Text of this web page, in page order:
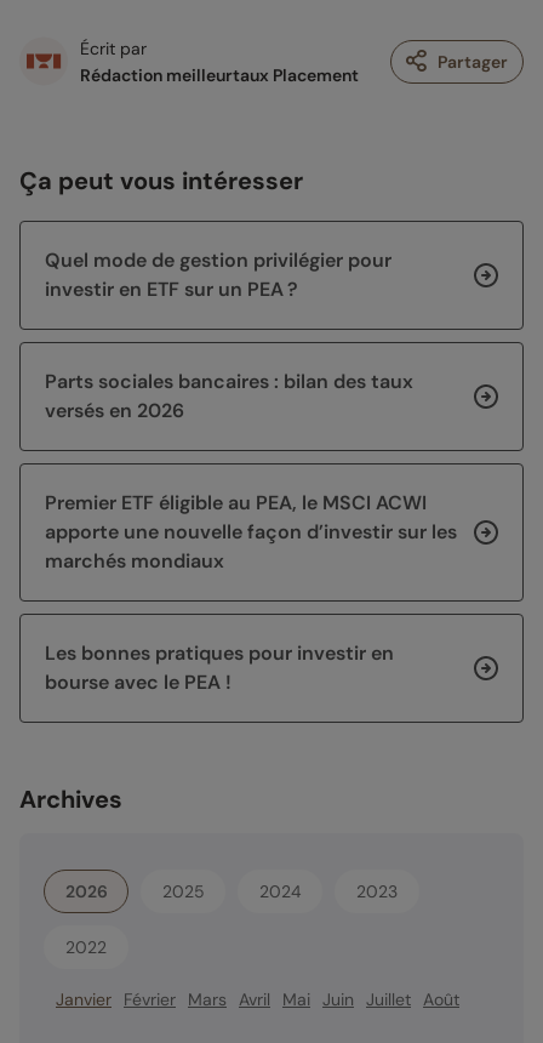
Écrit par
Rédaction meilleurtaux Placement
Partager
Ça peut vous intéresser
Quel mode de gestion privilégier pour
investir en ETF sur un PEA ?
Parts sociales bancaires : bilan des taux
versés en 2026
Premier ETF éligible au PEA, le MSCI ACWI
apporte une nouvelle façon d’investir sur les
marchés mondiaux
Les bonnes pratiques pour investir en
bourse avec le PEA !
Archives
2026 2025 2024 2023
2022
Janvier Février Mars Avril Mai Juin Juillet Août